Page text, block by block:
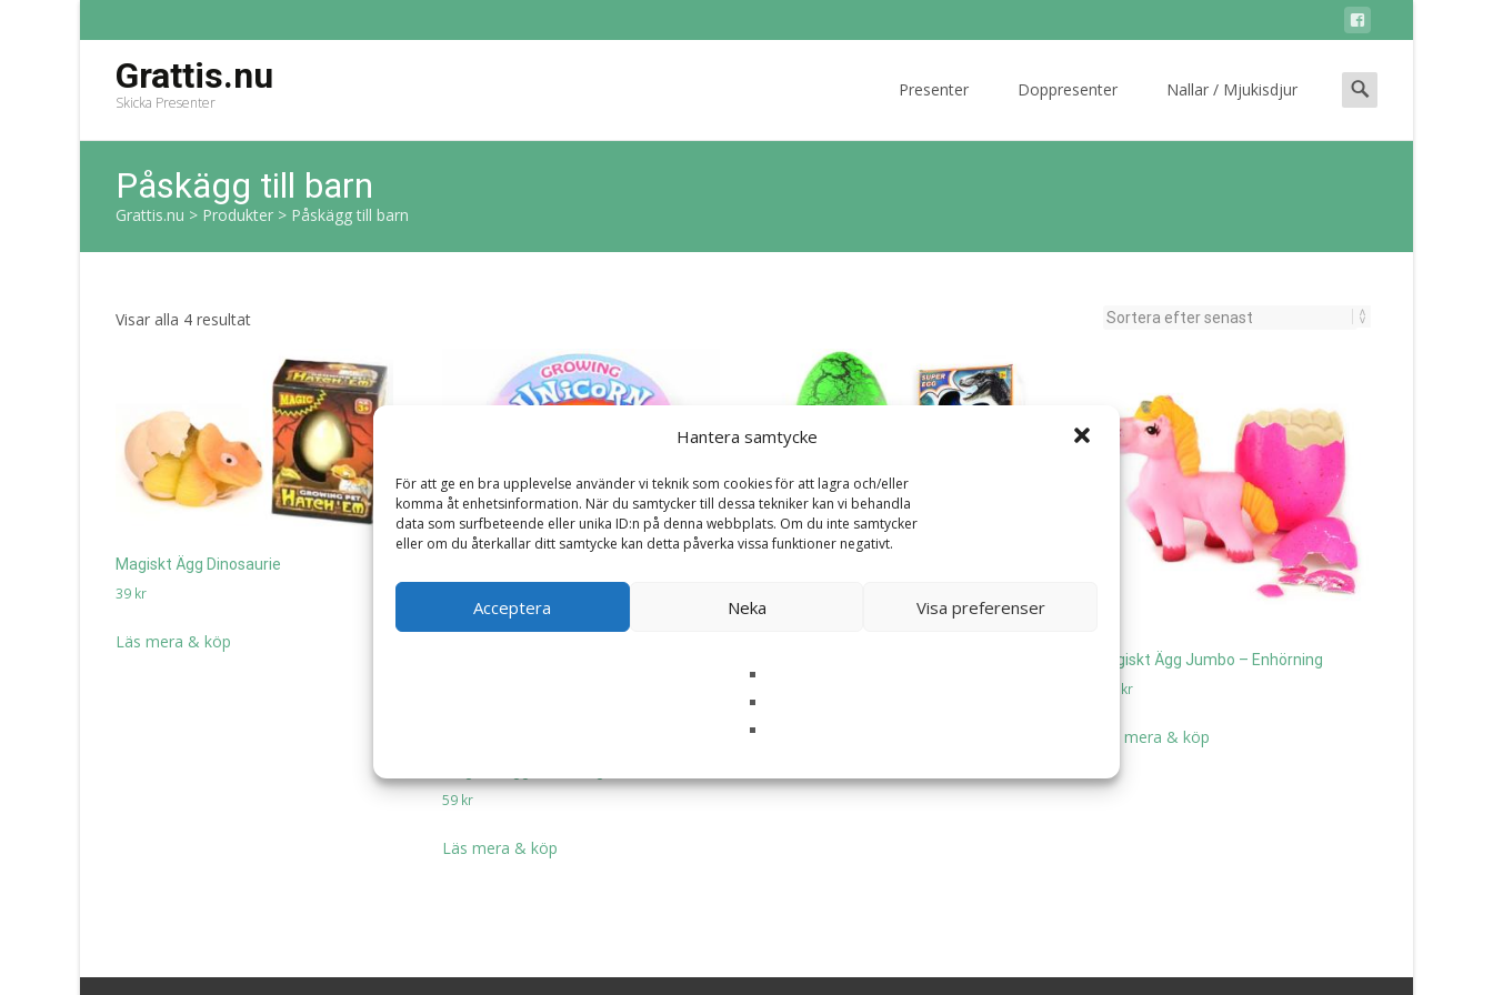
Hantera samtycke
För att ge en bra upplevelse använder vi teknik som cookies för att lagra och/eller
komma åt enhetsinformation. När du samtycker till dessa tekniker kan vi behandla
data som surfbeteende eller unika ID:n på denna webbplats. Om du inte samtycker
eller om du återkallar ditt samtycke kan detta påverka vissa funktioner negativt.
Acceptera Neka Visa preferenser
Grattis.nu
Skicka Presenter
Presenter Doppresenter Nallar / Mjukisdjur
Search
for:
Påskägg till barn
Grattis.nu > Produkter > Påskägg till barn
Visar alla 4 resultatSortera
senaste
Magiskt Ägg Dinosaurie
39 kr
Läs mera & köp
59 kr
Läs mera & köp
Magiskt Ägg Jumbo – Enhörning
kr
Läs mera & köp